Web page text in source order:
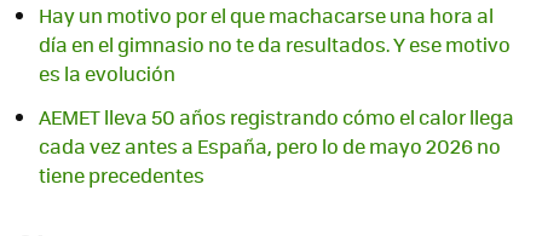
Hay un motivo por el que machacarse una hora al
día en el gimnasio no te da resultados. Y ese motivo
es la evolución
AEMET lleva 50 años registrando cómo el calor llega
cada vez antes a España, pero lo de mayo 2026 no
tiene precedentes